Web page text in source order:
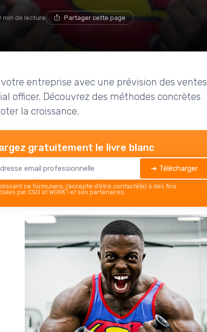
min de lecture Partager cette page
entreprise avec une prévision des ventes
officer. Découvrez des méthodes concrètes
la croissance.
gratuitement le livre blanc
➔ Télécharger
ce formulaire, j’accepte d’être contacté(e) à des fins
par CSO at WORK ! et ses partenaires.